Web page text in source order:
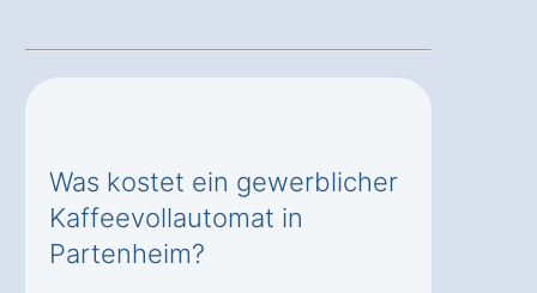
Was kostet ein gewerblicher
Kaffeevollautomat in
Partenheim?